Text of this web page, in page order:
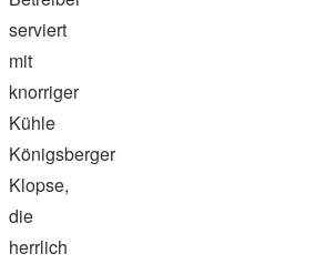
serviert
mit
knorriger
Kühle
Königsberger
Klopse,
die
herrlich